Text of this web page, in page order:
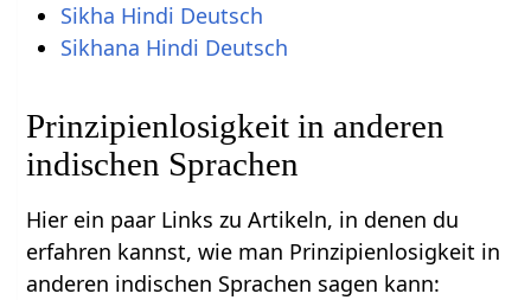
Sikha Hindi Deutsch
Sikhana Hindi Deutsch
Prinzipienlosigkeit in anderen
indischen Sprachen
Hier ein paar Links zu Artikeln, in denen du
erfahren kannst, wie man Prinzipienlosigkeit in
anderen indischen Sprachen sagen kann: